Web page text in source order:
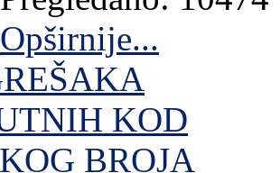
Opširnije...